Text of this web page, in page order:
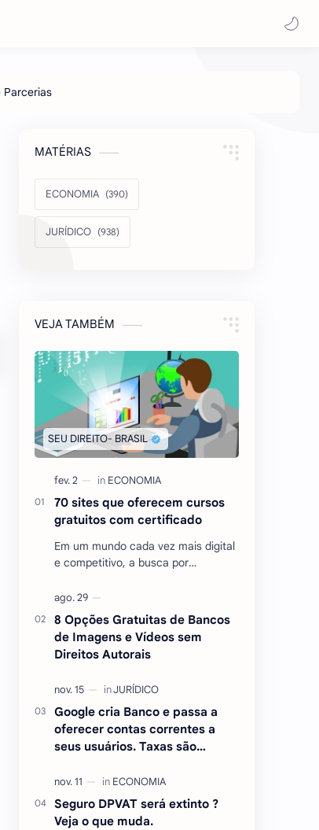
MATÉRIAS
ECONOMIA
JURÍDICO
VEJA TAMBÉM
70 sites que oferecem cursos
gratuitos com certificado
Em um mundo cada vez mais digital
e competitivo, a busca por
tornou-se essencial para quem
deseja se destacar no mercado …
8 Opções Gratuitas de Bancos
de Imagens e Vídeos sem
Direitos Autorais
Google cria Banco e passa a
oferecer contas correntes a
seus usuários. Taxas são
Seguro DPVAT será extinto ?
Veja o que muda.